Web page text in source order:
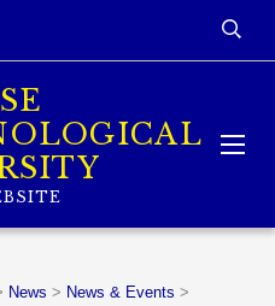
News > News & Events >